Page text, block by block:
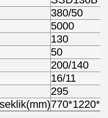
380/50
5000
130
50
200/140
16/11
295